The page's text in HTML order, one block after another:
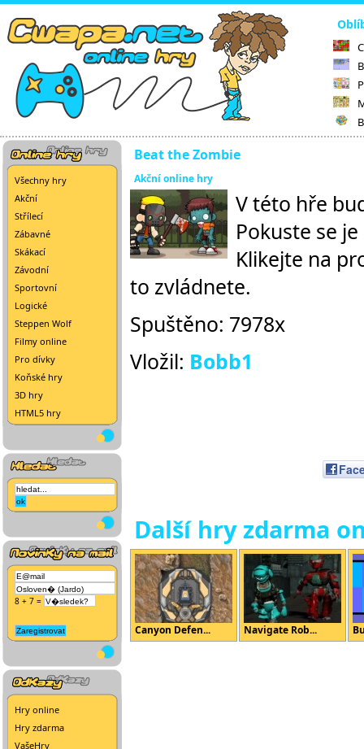
Všechny hry
Akční
Střílecí
Zábavné
Skákací
Závodní
Sportovní
Logické
Steppen Wolf
Filmy online
Pro dívky
Koňské hry
3D hry
HTML5 hry
8 + 7 =
Hry online
Hry zdarma
VašeHry
Beat the Zombie
Akční online hry
V této hře
Pokuste se
Klikejte na
to zvládnete.
Spuštěno: 7978x
Vložil: Bobb1
Další hry zdarma
Canyon Defen... Navigate Rob...